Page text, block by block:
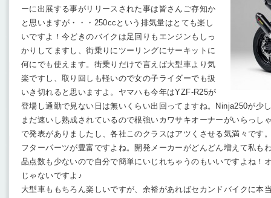
ーに出展する事がリリースされた事は皆さんご存知か
と思いますが・・・250ccという排気量はとても楽し
いですよ！今どきのバイクは足回りもエンジンもしっ
かりしてますし、街乗りにツーリングにサーキットに
何にでも使えます。街乗りだけで言えば大型車より気
楽ですし、取り回しも軽いので女の子ライダーでも扱
いき切れると思いますよ。ヤマハも今年はYZF-R25が
登場し通勤で見ない日は無いくらい出回ってますね。Ninja250が少
まだ速いし熟成されているので根強いカワサキオーナーがいらっし
で発表がありましたし、各社このクラスはアツくさせる気満々です
フターパーツが豊富ですよね。開発メーカーがどんどん増えて私も
品点数も少ないので自分で簡単にいじれちゃうのもいいですよね！
じゃないですよ♪
大型車ももちろん楽しいですが、余裕があればセカンドバイクに本